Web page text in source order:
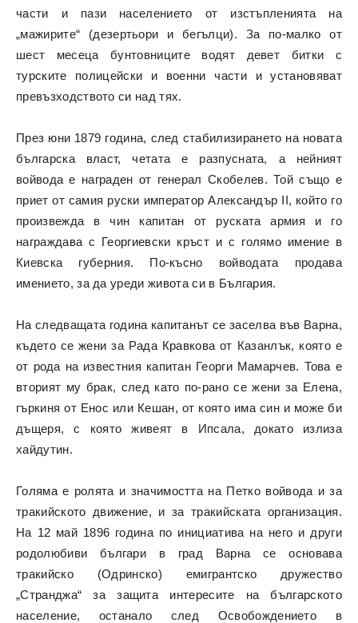
части и пази населението от изстъпленията на
„мажирите“ (дезертьори и бегълци). За по-малко от
шест месеца бунтовниците водят девет битки с
турските полицейски и военни части и установяват
превъзходството си над тях.
През юни 1879 година, след стабилизирането на новата
българска власт, четата е разпусната, а нейният
войвода е награден от генерал Скобелев. Той също е
приет от самия руски император Александър II, който го
произвежда в чин капитан от руската армия и го
награждава с Георгиевски кръст и с голямо имение в
Киевска губерния. По-късно войводата продава
имението, за да уреди живота си в България.
На следващата година капитанът се заселва във Варна,
където се жени за Рада Кравкова от Казанлък, която е
от рода на известния капитан Георги Мамарчев. Това е
вторият му брак, след като по-рано се жени за Елена,
гъркиня от Енос или Кешан, от която има син и може би
дъщеря, с която живеят в Ипсала, докато излиза
хайдутин.
Голяма е ролята и значимостта на Петко войвода и за
тракийското движение, и за тракийската организация.
На 12 май 1896 година по инициатива на него и други
родолюбиви българи в град Варна се основава
тракийско (Одринско) емигрантско дружество
„Странджа“ за защита интересите на българското
население, останало след Освобождението в